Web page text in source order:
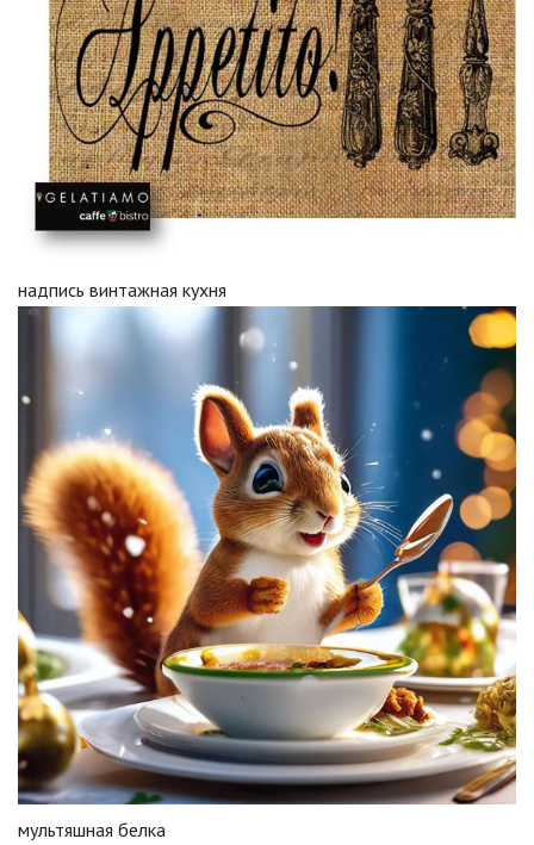
надпись винтажная кухня
мультяшная белка